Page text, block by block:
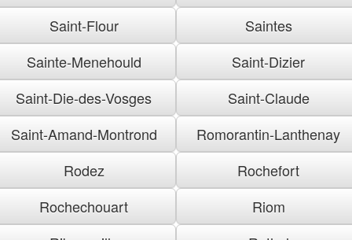
Saint-Flour
Saintes
Sainte-Menehould
Saint-Dizier
Saint-Die-des-Vosges
Saint-Claude
Saint-Amand-Montrond
Romorantin-Lanthenay
Rodez
Rochefort
Rochechouart
Riom